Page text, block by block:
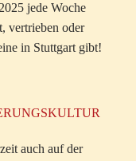
jede Woche
vertrieben oder
in Stuttgart gibt!
auch auf der